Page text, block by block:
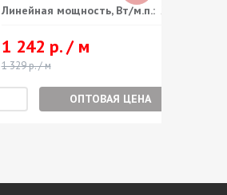
Линейная мощность, Вт/м.п.: 23
1 242 р. / м
1 329 р. / м
ОПТОВАЯ ЦЕНА